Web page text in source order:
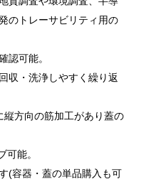
のトレーサビリティ用の
認可能。
収・洗浄しやすく繰り返
方向の筋加工があり蓋の
可能。
(容器・蓋の単品購入も可